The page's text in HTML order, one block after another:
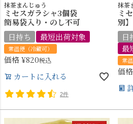
抹茶まんじゅう
ミセスガラシャ3個袋
簡易袋入り・のし不可
日持ち
最短出荷対象
常温便（冷蔵可）
価格¥820税込
カートに入れる
2件
抹茶
ミ
別】
日
最
常
価格